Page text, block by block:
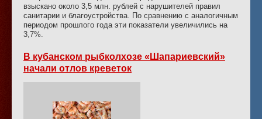
взыскано около 3,5 млн. рублей с нарушителей правил
санитарии и благоустройства. По сравнению с аналогичным
периодом прошлого года эти показатели увеличились на
3,7%.
В кубанском рыбколхозе «Шапариевский»
начали отлов креветок